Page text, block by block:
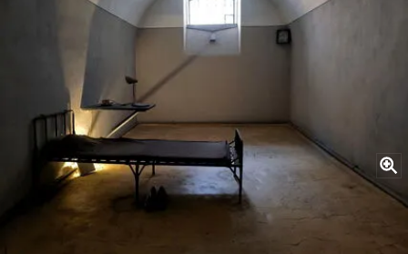
В стенах «Крестов» не просто сидели: архитектор построил
тюрьму силами заключенных — вот почему их камеры были